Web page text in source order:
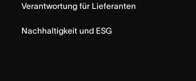
Verantwortung für Lieferanten
Nachhaltigkeit und ESG